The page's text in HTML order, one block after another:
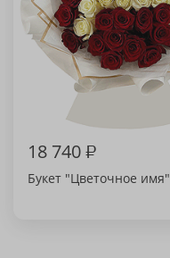
18 740₽
Букет "Цветочное имя"